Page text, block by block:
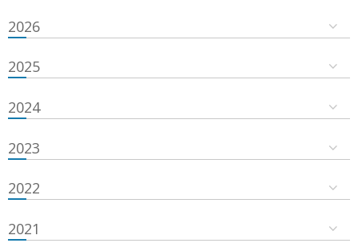
2026
2025
2024
2023
2022
2021